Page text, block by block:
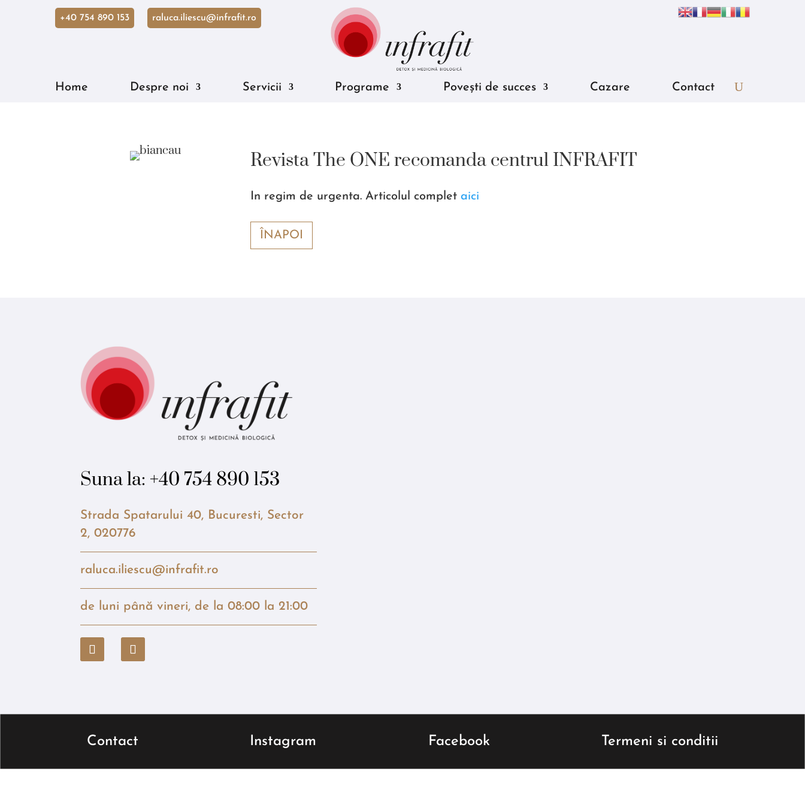
+40 754 890 153 raluca.iliescu@infrafit.ro
Home Despre noi Servicii Programe Povești de succes Cazare Contact
Revista The ONE recomanda centrul INFRAFIT
In regim de urgenta. Articolul complet aici
ÎNAPOI
Suna la: +40 754 890 153
Strada Spatarului 40, Bucuresti, Sector
2, 020776
raluca.iliescu@infrafit.ro
de luni până vineri, de la 08:00 la 21:00
Contact Instagram Facebook Termeni si conditii